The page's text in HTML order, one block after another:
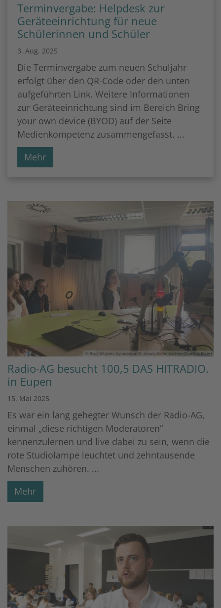
Terminvergabe: Helpdesk zur
Geräteeinrichtung für neue
Schülerinnen und Schüler
3. Aug. 2025
Die Terminvergabe zum neuen Schuljahr
erfolgt über den QR-Code oder den unten
aufgeführten Link. Weitere Informationen
zur Geräteeinrichtung sind im Bereich Bring
your own device (BYOD) auf der Seite
Medienkompetenz zusammengefasst. ...
Mehr
© Bischöfliches Gymnasium St. Ursula Geilenkirchen (Dominik Esser)
Radio-AG besucht 100,5 DAS HITRADIO.
in Eupen
15. Mai 2025
Es war ein lang gehegter Wunsch der Radio-AG,
einmal „diese richtigen Moderatoren“
kennenzulernen und live dabei zu sein, wenn die
rote Studiolampe leuchtet und zehntausende
Menschen zuhören. ...
Mehr